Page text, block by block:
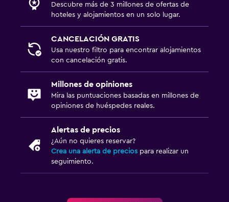
Descubre más de 3 millones de ofertas de
hoteles y alojamientos en un solo lugar.
CANCELACIÓN GRATIS
Usa nuestro filtro para encontrar alojamientos
con cancelación gratis.
Millones de opiniones
Mira las puntuaciones basadas en millones de
opiniones de huéspedes reales.
Alertas de precios
¿Aún no quieres reservar?
Crea una alerta de precios para realizar un
seguimiento.